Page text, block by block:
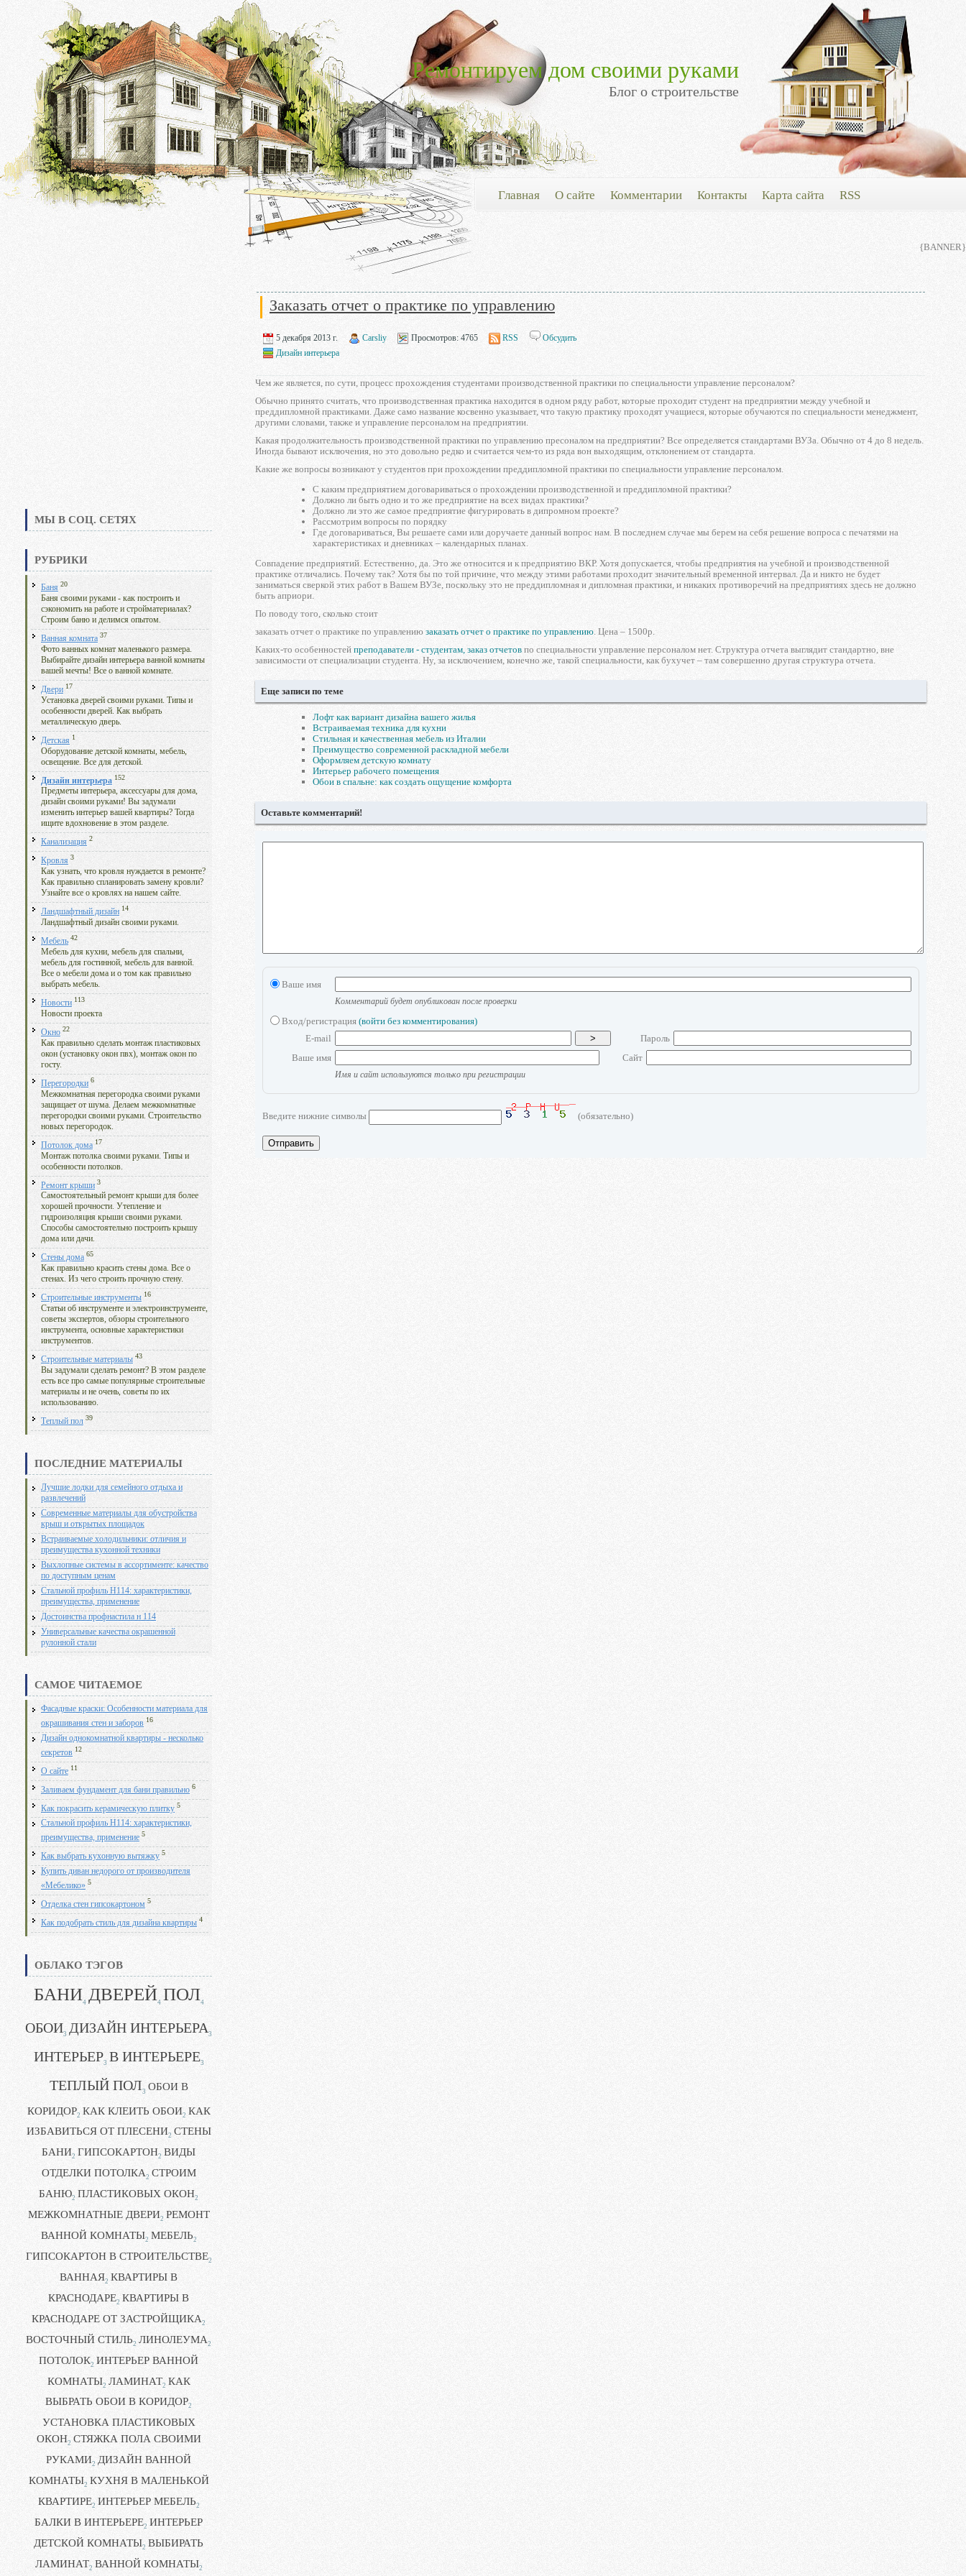
Ремонтируем дом своими руками
Блог о строительстве
Главная О сайте Комментарии Контакты Карта сайта RSS
{BANNER}
МЫ В СОЦ. СЕТЯХ
РУБРИКИ
Баня 20
Баня своими руками - как построить и
сэкономить на работе и стройматериалах?
Строим баню и делимся опытом.
Ванная комната 37
Фото ванных комнат маленького размера.
Выбирайте дизайн интерьера ванной комнаты
вашей мечты! Все о ванной комнате.
Двери 17
Установка дверей своими руками. Типы и
особенности дверей. Как выбрать
металлическую дверь.
Детская 1
Оборудование детской комнаты, мебель,
освещение. Все для детской.
Дизайн интерьера 152
Предметы интерьера, аксессуары для дома,
дизайн своими руками! Вы задумали
изменить интерьер вашей квартиры? Тогда
ищите вдохновение в этом разделе.
Канализация 2
Кровля 3
Как узнать, что кровля нуждается в ремонте?
Как правильно спланировать замену кровли?
Узнайте все о кровлях на нашем сайте.
Ландшафтный дизайн 14
Ландшафтный дизайн своими руками.
Мебель 42
Мебель для кухни, мебель для спальни,
мебель для гостинной, мебель для ванной.
Все о мебели дома и о том как правильно
выбрать мебель.
Новости 113
Новости проекта
Окно 22
Как правильно сделать монтаж пластиковых
окон (установку окон пвх), монтаж окон по
госту.
Перегородки 6
Межкомнатная перегородка своими руками
защищает от шума. Делаем межкомнатные
перегородки своими руками. Строительство
новых перегородок.
Потолок дома 17
Монтаж потолка своими руками. Типы и
особенности потолков.
Ремонт крыши 3
Самостоятельный ремонт крыши для более
хорошей прочности. Утепление и
гидроизоляция крыши своими руками.
Способы самостоятельно построить крышу
дома или дачи.
Стены дома 65
Как правильно красить стены дома. Все о
стенах. Из чего строить прочную стену.
Строительные инструменты 16
Статьи об инструменте и электроинструменте,
советы экспертов, обзоры строительного
инструмента, основные характеристики
инструментов.
Строительные материалы 43
Вы задумали сделать ремонт? В этом разделе
есть все про самые популярные строительные
материалы и не очень, советы по их
использованию.
Теплый пол 39
ПОСЛЕДНИЕ МАТЕРИАЛЫ
Лучшие лодки для семейного отдыха и
развлечений
Современные материалы для обустройства
крыш и открытых площадок
Встраиваемые холодильники: отличия и
преимущества кухонной техники
Выхлопные системы в ассортименте: качество
по доступным ценам
Стальной профиль Н114: характеристики,
преимущества, применение
Достоинства профнастила н 114
Универсальные качества окрашенной
рулонной стали
САМОЕ ЧИТАЕМОЕ
Фасадные краски: Особенности материала для
окрашивания стен и заборов 16
Дизайн однокомнатной квартиры - несколько
секретов 12
О сайте 11
Заливаем фундамент для бани правильно 6
Как покрасить керамическую плитку 5
Стальной профиль Н114: характеристики,
преимущества, применение 5
Как выбрать кухонную вытяжку 5
Купить диван недорого от производителя
«Мебелико» 5
Отделка стен гипсокартоном 5
Как подобрать стиль для дизайна квартиры 4
ОБЛАКО ТЭГОВ
БАНИ4 ДВЕРЕЙ4 ПОЛ4
ОБОИ3 ДИЗАЙН ИНТЕРЬЕРА3
ИНТЕРЬЕР3 В ИНТЕРЬЕРЕ3
ТЕПЛЫЙ ПОЛ3 ОБОИ В
КОРИДОР2 КАК КЛЕИТЬ ОБОИ2 КАК
ИЗБАВИТЬСЯ ОТ ПЛЕСЕНИ2 СТЕНЫ
БАНИ2 ГИПСОКАРТОН2 ВИДЫ
ОТДЕЛКИ ПОТОЛКА2 СТРОИМ
БАНЮ2 ПЛАСТИКОВЫХ ОКОН2
МЕЖКОМНАТНЫЕ ДВЕРИ2 РЕМОНТ
ВАННОЙ КОМНАТЫ2 МЕБЕЛЬ2
ГИПСОКАРТОН В СТРОИТЕЛЬСТВЕ2
ВАННАЯ2 КВАРТИРЫ В
КРАСНОДАРЕ2 КВАРТИРЫ В
КРАСНОДАРЕ ОТ ЗАСТРОЙЩИКА2
ВОСТОЧНЫЙ СТИЛЬ2 ЛИНОЛЕУМА2
ПОТОЛОК2 ИНТЕРЬЕР ВАННОЙ
КОМНАТЫ2 ЛАМИНАТ2 КАК
ВЫБРАТЬ ОБОИ В КОРИДОР2
УСТАНОВКА ПЛАСТИКОВЫХ
ОКОН2 СТЯЖКА ПОЛА СВОИМИ
РУКАМИ2 ДИЗАЙН ВАННОЙ
КОМНАТЫ2 КУХНЯ В МАЛЕНЬКОЙ
КВАРТИРЕ2 ИНТЕРЬЕР МЕБЕЛЬ2
БАЛКИ В ИНТЕРЬЕРЕ2 ИНТЕРЬЕР
ДЕТСКОЙ КОМНАТЫ2 ВЫБИРАТЬ
ЛАМИНАТ2 ВАННОЙ КОМНАТЫ2
Заказать отчет о практике по управлению
5 декабря 2013 г. Carsliy Просмотров: 4765 RSS
Обсудить
Дизайн интерьера
Чем же является, по сути, процесс прохождения студентами производственной практики по специальности управление персоналом?
Обычно принято считать, что производственная практика находится в одном ряду работ, которые проходит студент на предприятии между учебной и
преддипломной практиками. Даже само название косвенно указывает, что такую практику проходят учащиеся, которые обучаются по специальности менеджмент,
другими словами, также и управление персоналом на предприятии.
Какая продолжительность производственной практики по управлению пресоналом на предприятии? Все определяется стандартами ВУЗа. Обычно от 4 до 8 недель.
Иногда бывают исключения, но это довольно редко и считается чем-то из ряда вон выходящим, отклонением от стандарта.
Какие же вопросы возникают у студентов при прохождении преддипломной практики по специальности управление персоналом.
С каким предприятием договариваться о прохождении производственной и преддипломной практики?
Должно ли быть одно и то же предприятие на всех видах практики?
Должно ли это же самое предприятие фигурировать в дипромном проекте?
Рассмотрим вопросы по порядку
Где договариваться, Вы решаете сами или доручаете данный вопрос нам. В последнем случае мы берем на себя решение вопроса с печатями на
характеристиках и дневниках – календарных планах.
Совпадение предприятий. Естественно, да. Это же относится и к предприятию ВКР. Хотя допускается, чтобы предприятия на учебной и производственной
практике отличались. Почему так? Хотя бы по той причине, что между этими работами проходит значительный временной интервал. Да и никто не будет
заниматься сверкой этих работ в Вашем ВУЗе, поскольку это не преддипломная и дипломная практики, и никаких противоречий на предприятиях здесь не должно
быть априори.
По поводу того, сколько стоит
заказать отчет о практике по управлению заказать отчет о практике по управлению. Цена – 1500р.
Каких-то особенностей преподаватели - студентам, заказ отчетов по специальности управление персоналом нет. Структура отчета выглядит стандартно, вне
зависимости от специализации студента. Ну, за исключением, конечно же, такой специальности, как бухучет – там совершенно другая структура отчета.
Еще записи по теме
Лофт как вариант дизайна вашего жилья
Встраиваемая техника для кухни
Стильная и качественная мебель из Италии
Преимущество современной раскладной мебели
Оформляем детскую комнату
Интерьер рабочего помещения
Обои в спальне: как создать ощущение комфорта
Оставьте комментарий!
Ваше имя
Комментарий будет опубликован после проверки
Вход/регистрация (войти без комментирования)
E-mail
>
Пароль
Ваше имя
Сайт
Имя и сайт используются только при регистрации
Введите нижние символы (обязательно)
Отправить